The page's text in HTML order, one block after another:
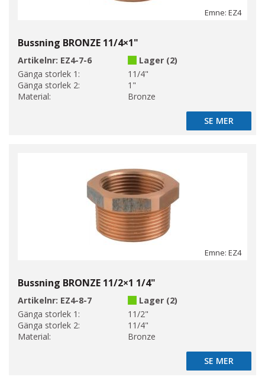
Emne: EZ4
Bussning BRONZE 11/4×1"
Artikelnr: EZ4-7-6
Lager (2)
Gänga storlek 1:
11/4"
Gänga storlek 2:
1"
Material:
Bronze
SE MER
SE MER
Emne: EZ4
Bussning BRONZE 11/2×1 1/4"
Artikelnr: EZ4-8-7
Lager (2)
Gänga storlek 1:
11/2"
Gänga storlek 2:
11/4"
Material:
Bronze
SE MER
SE MER